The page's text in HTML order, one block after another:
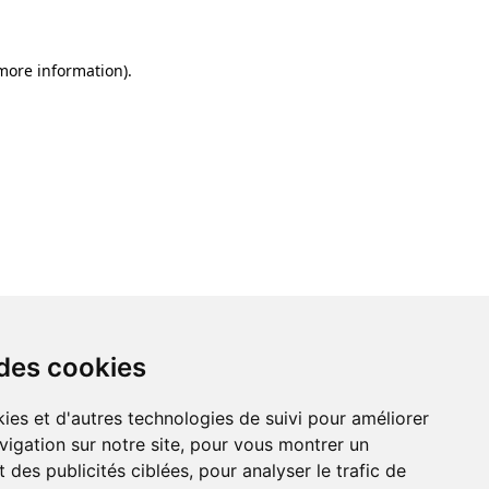
cookies
et d'autres technologies de suivi pour améliorer
sur notre site, pour vous montrer un
des publicités ciblées, pour analyser le trafic de
information).